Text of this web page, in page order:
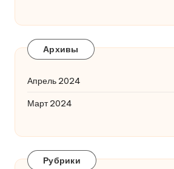
Архивы
Апрель 2024
Март 2024
Рубрики